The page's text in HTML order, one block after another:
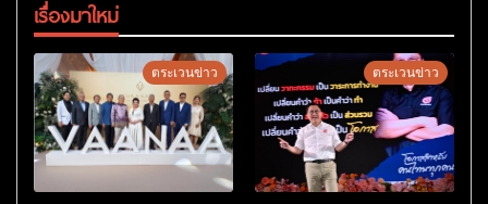
เรื่องมาใหม่
ตระเวนข่าว ตระเวนข่าว